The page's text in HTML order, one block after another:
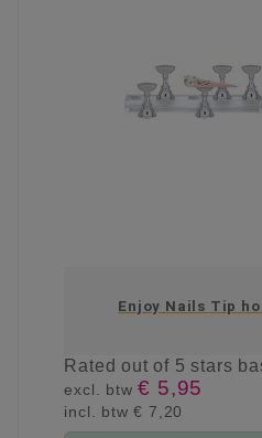
Enjoy Nails Tip
Ratedout of 5 stars
excl. btw€ 5,95
incl. btw€ 7,20